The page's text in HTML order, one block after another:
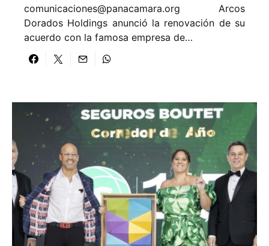
comunicaciones@panacamara.org Arcos
Dorados Holdings anunció la renovación de su
acuerdo con la famosa empresa de…